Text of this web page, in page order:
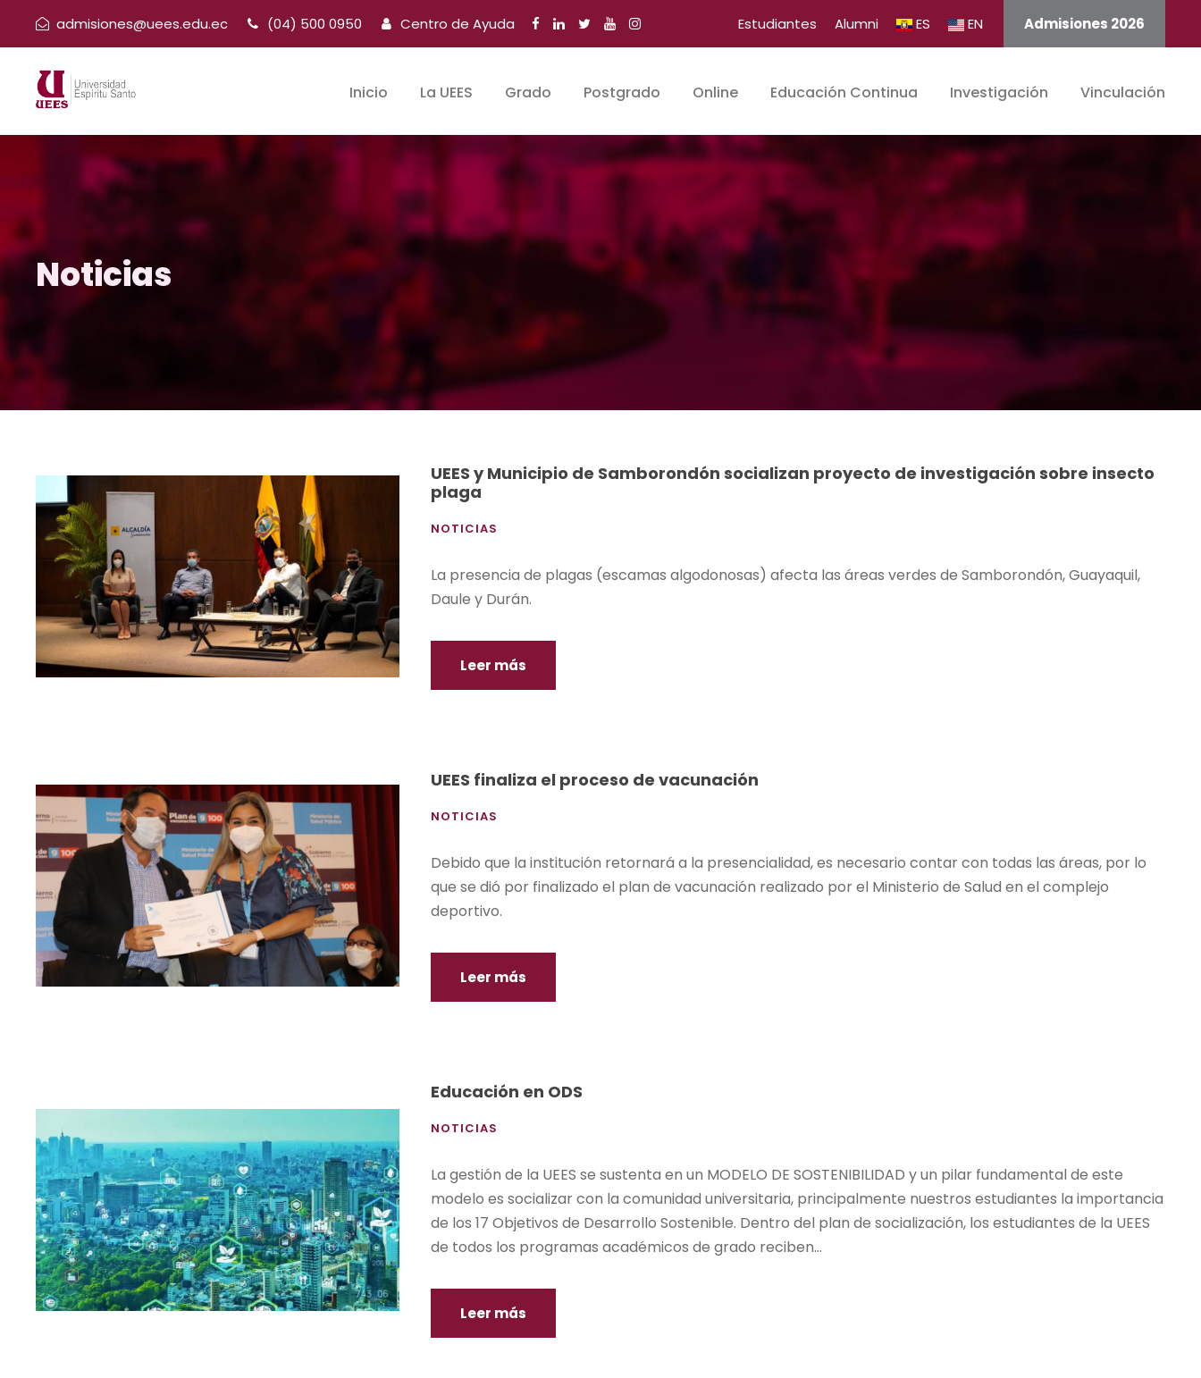
admisiones@uees.edu.ec (04) 500 0950 Centro de Ayuda Estudiantes Alumni ES EN Admisiones 2026
Inicio La UEES Grado Postgrado Online Educación Continua Investigación Vinculación
Noticias
UEES y Municipio de Samborondón socializan proyecto de investigación sobre insecto
plaga
NOTICIAS
La presencia de plagas (escamas algodonosas) afecta las áreas verdes de Samborondón, Guayaquil,
Daule y Durán.
Leer más
UEES finaliza el proceso de vacunación
NOTICIAS
Debido que la institución retornará a la presencialidad, es necesario contar con todas las áreas, por lo
que se dió por finalizado el plan de vacunación realizado por el Ministerio de Salud en el complejo
deportivo.
Leer más
Educación en ODS
NOTICIAS
La gestión de la UEES se sustenta en un MODELO DE SOSTENIBILIDAD y un pilar fundamental de este
modelo es socializar con la comunidad universitaria, principalmente nuestros estudiantes la importancia
de los 17 Objetivos de Desarrollo Sostenible. Dentro del plan de socialización, los estudiantes de la UEES
de todos los programas académicos de grado reciben...
Leer más